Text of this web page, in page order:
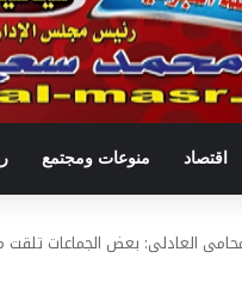
اقتصاد منوعات ومجتمع
العادلى: بعض الجماعات تلقت مليار و200 مليون